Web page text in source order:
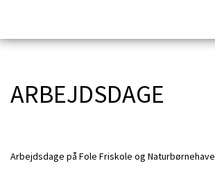
ARBEJDSDAGE
Arbejdsdage på Fole Friskole og Naturbørnehave